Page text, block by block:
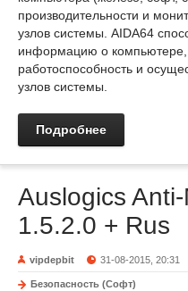
производительности и
узлов системы. AIDA64
информацию о компьютере,
работоспособность и
узлов системы.
Подробнее
Auslogics
1.5.2.0 + Rus
vipdepbit 31-08-2015, 20:31
Безопасность (Софт)